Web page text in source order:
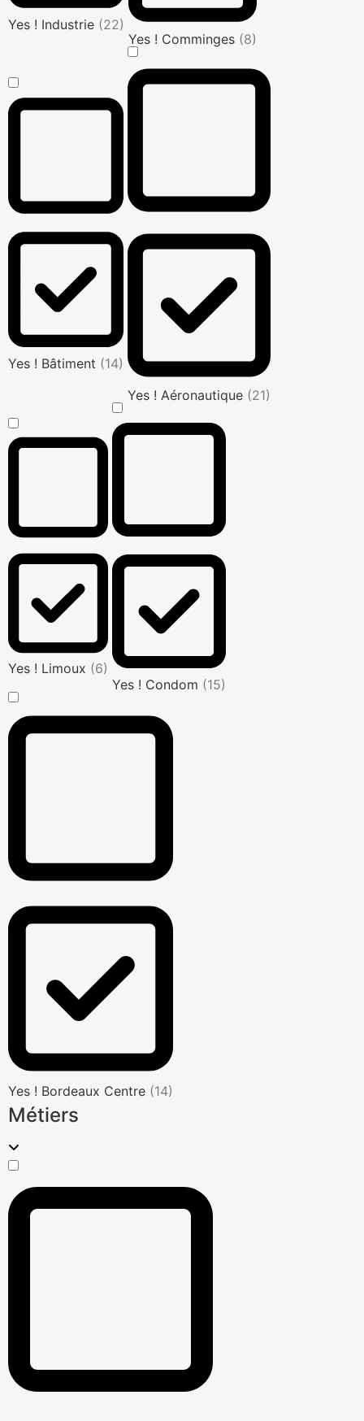
Yes ! Industrie (22)
Yes ! Comminges (8)
Yes ! Bâtiment (14)
Yes ! Aéronautique (21)
Yes ! Limoux (6)
Yes ! Condom (15)
Yes ! Bordeaux Centre (14)
Métiers